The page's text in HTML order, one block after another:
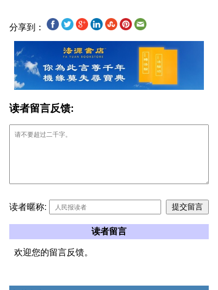
分享到：
读者留言反馈:
读者暱称:
读者留言
欢迎您的留言反馈。